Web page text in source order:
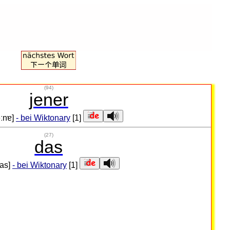
(94)
jener
- bei Wiktonary[1]
(27)
das
- bei Wiktonary[1]